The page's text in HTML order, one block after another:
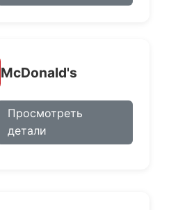
McDonald's
Просмотреть
детали